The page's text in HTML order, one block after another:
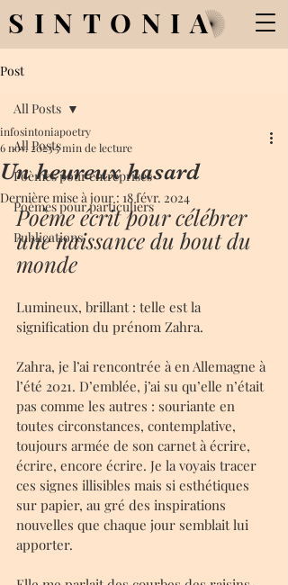
SINTONIA
Post
All Posts
Poèmes pour entreprises
Poèmes pour particuliers
Publications
All Posts
Un heureux hasard
infosintoniapoetry
6 nov. 20235 min de lecture
Dernière mise à jour : 18 févr. 2024
Poème écrit pour célébrer
une naissance du bout du
monde
Lumineux, brillant : telle est la
signification du prénom Zahra.
Zahra, je l’ai rencontrée à en Allemagne à
l’été 2021. D’emblée, j’ai su qu’elle n’était
pas comme les autres : souriante en
toutes circonstances, contemplative,
toujours armée de son carnet à écrire,
écrire, encore écrire. Je la voyais tracer
ces signes illisibles mais si esthétiques
sur papier, au gré des inspirations
nouvelles que chaque jour semblait lui
apporter.